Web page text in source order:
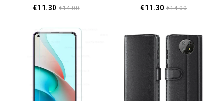
€11.30 €14.00 €11.30 €14.00